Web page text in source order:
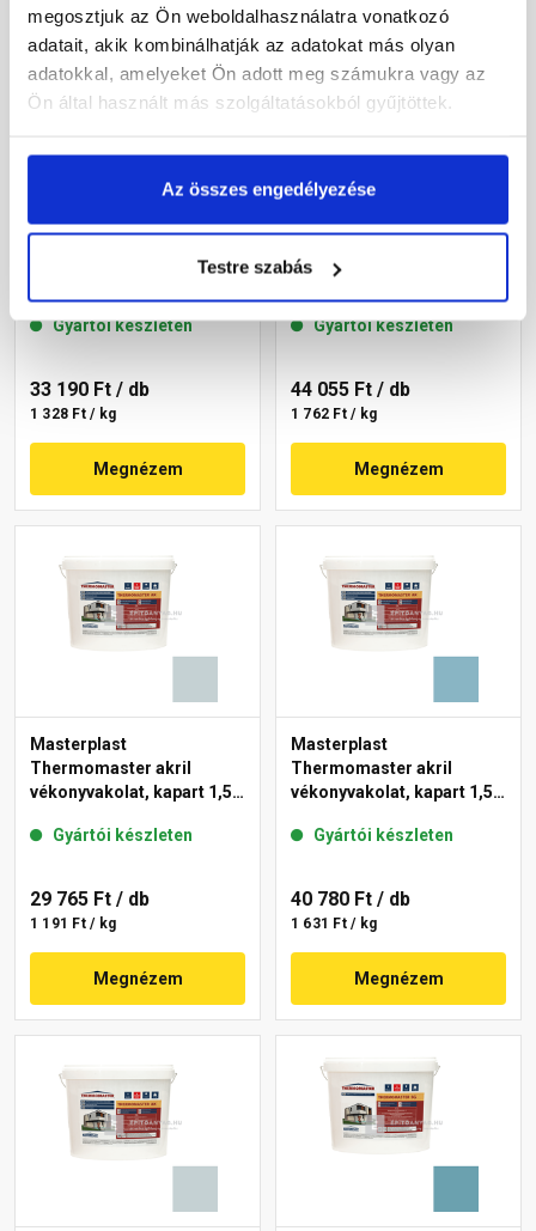
megosztjuk az Ön weboldalhasználatra vonatkozó
adatait, akik kombinálhatják az adatokat más olyan
adatokkal, amelyeket Ön adott meg számukra vagy az
Ön által használt más szolgáltatásokból gyűjtöttek.
Az összes engedélyezése
Testre szabás
Masterplast
Thermomaster szilikon
mm 36-F 25 kg
Gyártói készleten
33 190 Ft / db
1 328 Ft / kg
Megnézem
Masterplast
Thermomaster szilikon
vékonyvakolat, kapart 1,5
mm 36-C 25 kg
Gyártói készleten
44 055 Ft / db
1 762 Ft / kg
Megnézem
Masterplast
Thermomaster akril
vékonyvakolat, kapart 1,5
Gyártói készleten
29 765 Ft / db
1 191 Ft / kg
Megnézem
Masterplast
Thermomaster akril
vékonyvakolat, kapart 1,5
Gyártói készleten
40 780 Ft / db
1 631 Ft / kg
Megnézem